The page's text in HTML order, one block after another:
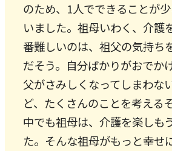
のため、1人でできることが
いました。祖母いわく、介護
番難しいのは、祖父の気持ち
だそう。自分ばかりがおでか
父がさみしくなってしまわ
ど、たくさんのことを考える
中でも祖母は、介護を楽しも
た。そんな祖母がもっと幸せ